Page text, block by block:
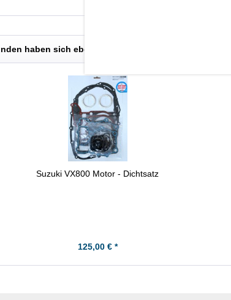
haben sich ebenfalls angesehen
Suzuki VX800 Motor - Dichtsatz
125,00 € *